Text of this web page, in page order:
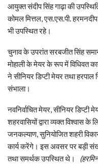
आयुक्त संदीप सिंह गाढ़ा की
कोमल मित्तल, एस.एस.पी.
भी उपस्थित रहे।
चुनाव के उपरांत सरबजीत सिंह
मोहाली के मेयर के रूप में विधिवत
ने सीनियर डिप्टी मेयर तथा
संभाला।
नवनिर्वाचित मेयर, सीनियर डिप्टी
शहरवासियों द्वारा व्यक्त विश्वास
जनकल्याण, सुनियोजित शहरी
कार्य करेंगे। इस अवसर पर बड़ी
तथा समर्थक उपस्थित थे।